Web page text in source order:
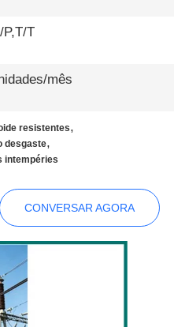
P,T/T
mês
resistentes,
desgaste,
intempéries
CONVERSAR AGORA